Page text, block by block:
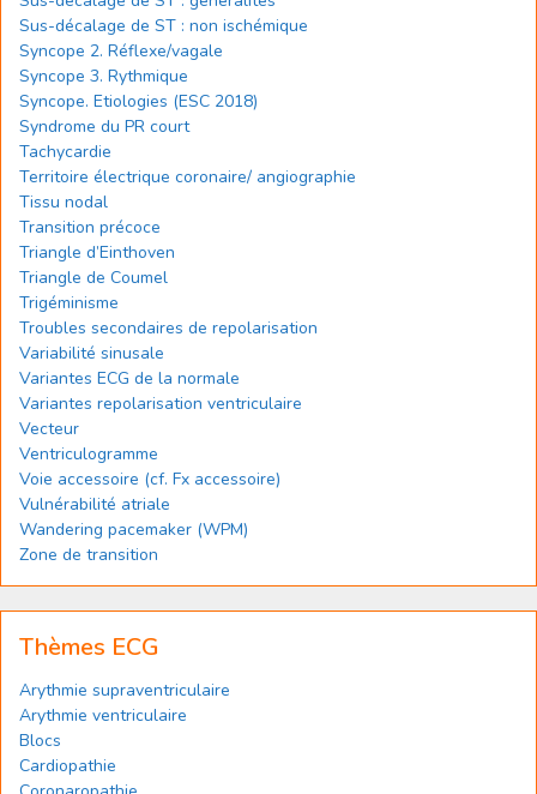
Sus-décalage de ST : non ischémique
Syncope 2. Réflexe/vagale
Syncope 3. Rythmique
Syncope. Etiologies (ESC 2018)
Syndrome du PR court
Tachycardie
Territoire électrique coronaire/ angiographie
Tissu nodal
Transition précoce
Triangle d’Einthoven
Triangle de Coumel
Trigéminisme
Troubles secondaires de repolarisation
Variabilité sinusale
Variantes ECG de la normale
Variantes repolarisation ventriculaire
Vecteur
Ventriculogramme
Voie accessoire (cf. Fx accessoire)
Vulnérabilité atriale
Wandering pacemaker (WPM)
Zone de transition
Thèmes ECG
Arythmie supraventriculaire
Arythmie ventriculaire
Blocs
Cardiopathie